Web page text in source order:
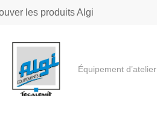
les produits Algi
Équipement d’atelier